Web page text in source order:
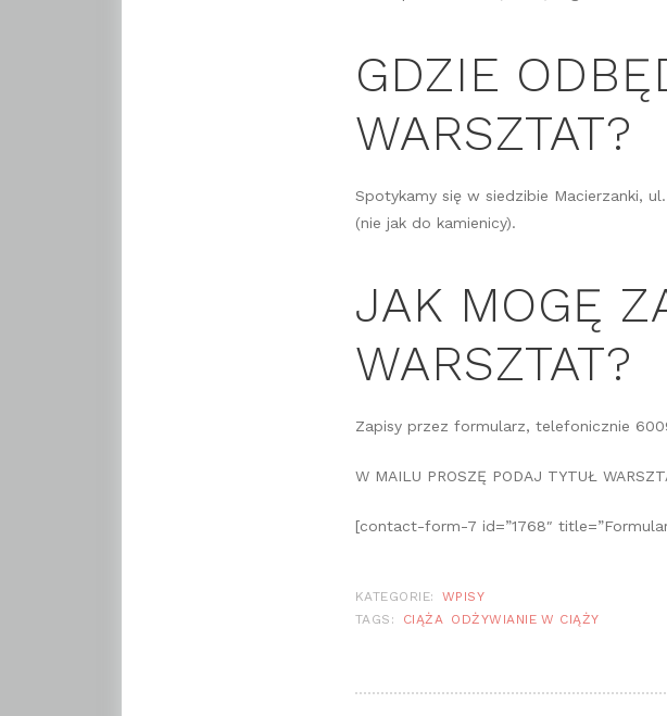
GDZIE
WARSZTAT?
Spotykamy się w siedzibie Macierzanki,
(nie jak do kamienicy).
JAK MOGĘ
WARSZTAT?
Zapisy przez formularz, telefonicznie
W MAILU PROSZĘ PODAJ TYTUŁ
[contact-form-7 id=”1768″
KATEGORIE:
WPISY
TAGS:
CIĄŻA ODŻYWIANIE W CIĄŻY